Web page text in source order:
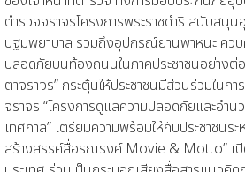
ตำรวจจราจรโครงการพระราชดำริ สนับส
ปฐมพยาบาล รวมถึงอุปกรณ์ยานพาหนะ คว
ปลอดภัยบนท้องถนนในภาคประชาชนอย่างต่อ
ตาจราจร” กระตุ้นให้ประชาชนมีส่วนร่วมในกา
จราจร “โครงการดูแลความปลอดภัยและอำน
เทศกาล” เตรียมความพร้อมให้กับประชาชนระ
สร้างสรรค์สื่อรณรงค์ Movie & Motto” เปิ